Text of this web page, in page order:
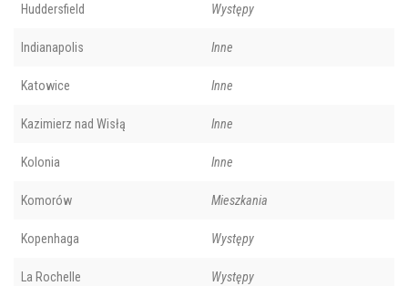
Huddersfield Występy
Indianapolis Inne
Katowice Inne
Kazimierz nad Wisłą Inne
Kolonia Inne
Komorów Mieszkania
Kopenhaga Występy
La Rochelle Występy